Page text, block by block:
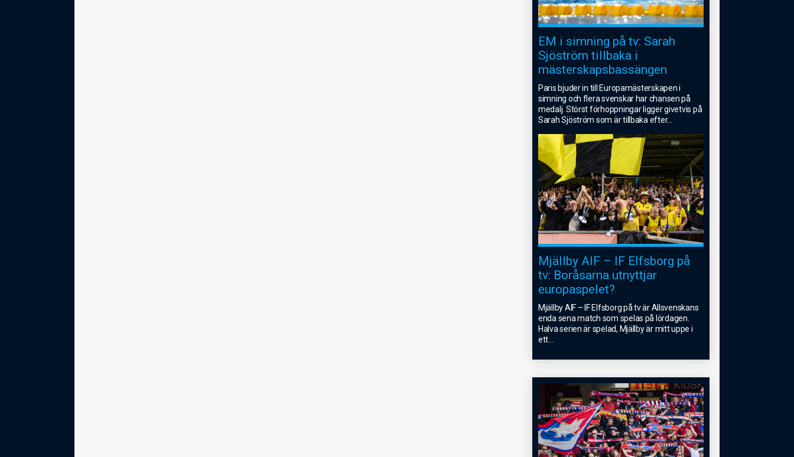
EM i simning på tv: Sarah
Sjöström tillbaka i
mästerskapsbassängen
Paris bjuder in till Europamästerskapen i
simning och flera svenskar har chansen på
medalj. Störst förhoppningar ligger givetvis på
Sarah Sjöström som är tillbaka efter...
Mjällby AIF – IF Elfsborg på
tv: Boråsarna utnyttjar
europaspelet?
Mjällby AIF – IF Elfsborg på tv är Allsvenskans
enda sena match som spelas på lördagen.
Halva serien är spelad, Mjällby är mitt uppe i
ett...